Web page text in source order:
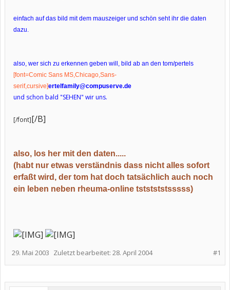
einfach auf das bild mit dem mauszeiger und schön seht ihr die daten
dazu.
also, wer sich zu erkennen geben will, bild ab an den tom/pertels
[font=Comic Sans MS,Chicago,Sans-
serif,cursive]ertelfamily@compuserve.de
und schon bald "SEHEN" wir uns.
[/font][/B]
also, los her mit den daten.....
(habt nur etwas verständnis dass nicht alles sofort
erfaßt wird, der tom hat doch tatsächlich auch noch
ein leben neben rheuma-online tststststsssss)
#1
29. Mai 2003 Zuletzt bearbeitet: 28. April 2004